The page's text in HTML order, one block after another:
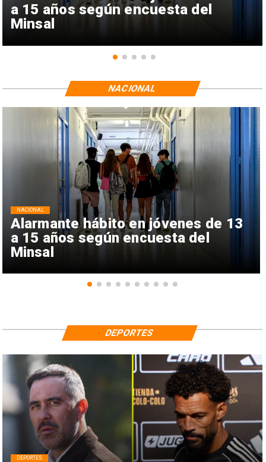
a 15 años según encuesta del
Minsal
Alarmante hábito en jóvenes de 13
a 15 años según encuesta del
Minsal
NACIONAL
NACIONAL
DEPORTES
DEPORTES